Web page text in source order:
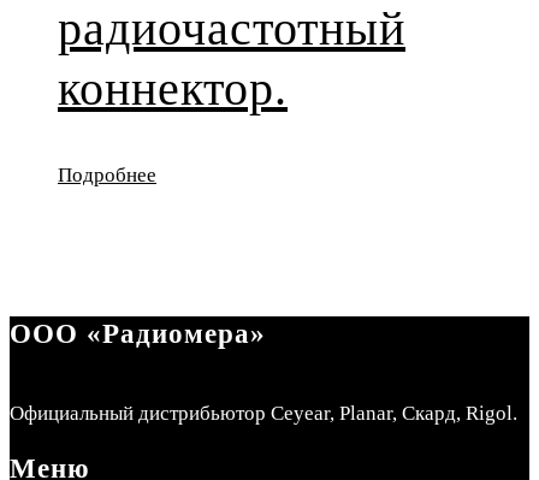
радиочастотный
коннектор.
Подробнее
ООО «Радиомера»
Официальный дистрибьютор Ceyear, Planar, Скард, Rigol.
Меню